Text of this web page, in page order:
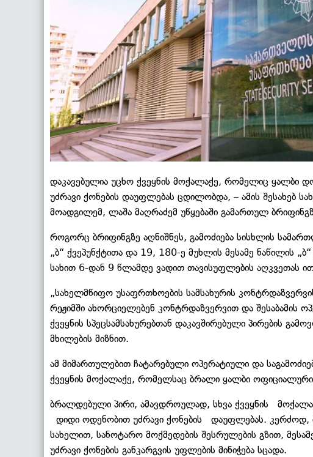
დაკავებულია უცხო ქვეყნის მოქალაქე, რომელიც ყალბი
უძრავი ქონების დაუფლებას ცდილობდა, – ამის შესახებ
მოადგილემ, ლაშა მაღრაძემ უწყებაში გამართულ
როგორც ბრიფინგზე აღნიშნეს, გამოძიება სისხლის
„ბ“ ქვეპუნქტითა და 19, 180-ე მუხლის მესამე ნაწილის
სახით 6-დან 9 წლამდე ვადით თავისუფლების აღკვეთას
„სახელმწიფო უსაფრთხოების სამსახურის
რეჟიმში ახორციელებენ კონტრდაზვერვით და შესაბამის
ქვეყნის სპეცსამსახურებთან დაკავშირებული პირების
მხილების მიზნით.
ამ მიმართულებით ჩატარებული ოპერატიული და
ქვეყნის მოქალაქე, რომელსაც ბრალი ყალბი ოფიციალური
ბრალდებული პირი, ამავდროულად, სხვა ქვეყნის
დიდი ოდენობით უძრავი ქონების დაუფლებას. კერძოდ,
სახელით, სანოტარო მოქმედების შესრულების გზით,
უძრავი ქონების განკარგვის უფლების მინიჭება სცადა.